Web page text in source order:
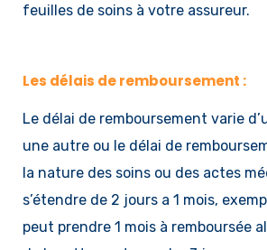
feuilles de soins à votre assureur.
Les délais de remboursement :
Le délai de remboursement varie
une autre ou le délai de
la nature des soins ou des actes
s’étendre de 2 jours a 1 mois,
peut prendre 1 mois à remboursée